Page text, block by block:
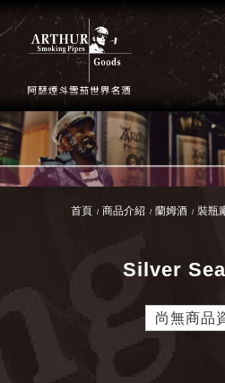
首頁 商品介紹 蘭姆酒 裝瓶
Silver
尚無商品